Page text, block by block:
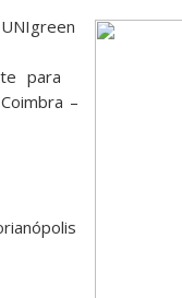
para
–